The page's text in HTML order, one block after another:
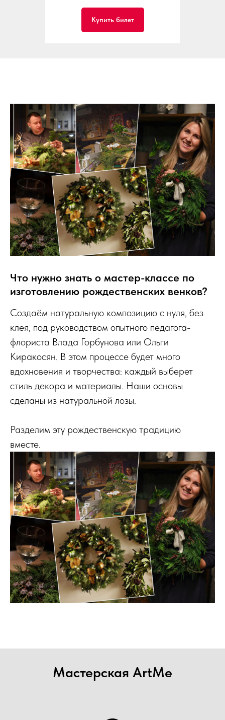
Купить билет
Что нужно знать о мастер-классе по
изготовлению рождественских венков?
Создаём натуральную композицию с нуля, без
клея, под руководством опытного педагога-
флориста Влада Горбунова или Ольги
Киракосян. В этом процессе будет много
вдохновения и творчества: каждый выберет
стиль декора и материалы. Наши основы
сделаны из натуральной лозы.
Разделим эту рождественскую традицию
вместе.
Мастерская ArtMe